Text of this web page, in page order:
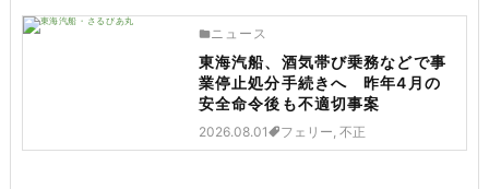
ニュース
東海汽船、酒気帯び乗務などで事
業停止処分手続きへ 昨年4月の
安全命令後も不適切事案
2026.08.01 フェリー, 不正